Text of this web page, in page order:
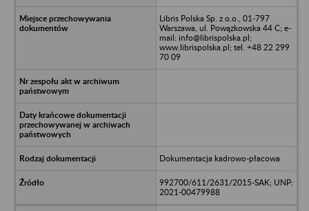
Libris Polska Sp. z o.o., 01-797
Warszawa, ul. Powązkowska 44 C; e-
mail: info@librispolska.pl;
www.librispolska.pl; tel. +48 22 299
70 09
Dokumentacja kadrowo-płacowa
992700/611/2631/2015-SAK; UNP:
2021-00479988